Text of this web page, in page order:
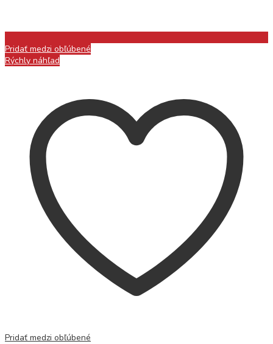
Pridať medzi obľúbené
Rýchly náhľad
Pridať medzi obľúbené